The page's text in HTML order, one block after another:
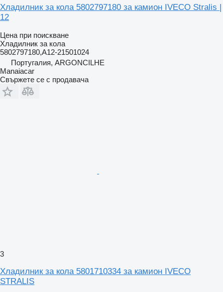
Хладилник за кола 5802797180 за камион IVECO Stralis |
12
Цена при поискване
Хладилник за кола
5802797180,A12-21501024
Португалия, ARGONCILHE
Manaiacar
Свържете се с продавача
3
Хладилник за кола 5801710334 за камион IVECO
STRALIS